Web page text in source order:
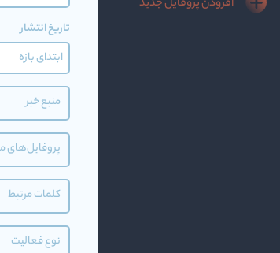
افزودن پروفایل جدید
تاریخ انتشار
منبع خبر
پروفایل‌های
کلمات مرتبط
نوع فعالیت